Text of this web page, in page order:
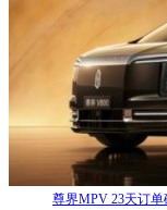
尊界MPV 23天订